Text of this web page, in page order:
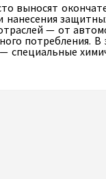
выносят
нанесения
— от
потребления.
специальные